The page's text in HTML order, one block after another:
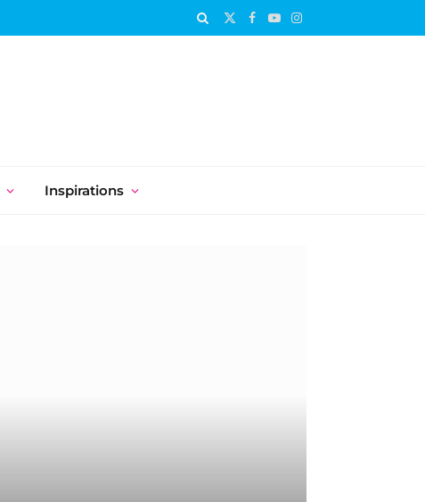
X
Facebook
YouTubeInstagram
Inspirations